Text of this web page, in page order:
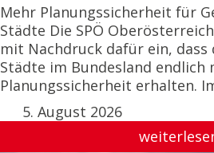
Mehr Planungssicherheit für
Städte Die SPÖ
mit Nachdruck dafür ein, dass
Städte im Bundesland endlich
Planungssicherheit erhalten.
5. August 2026